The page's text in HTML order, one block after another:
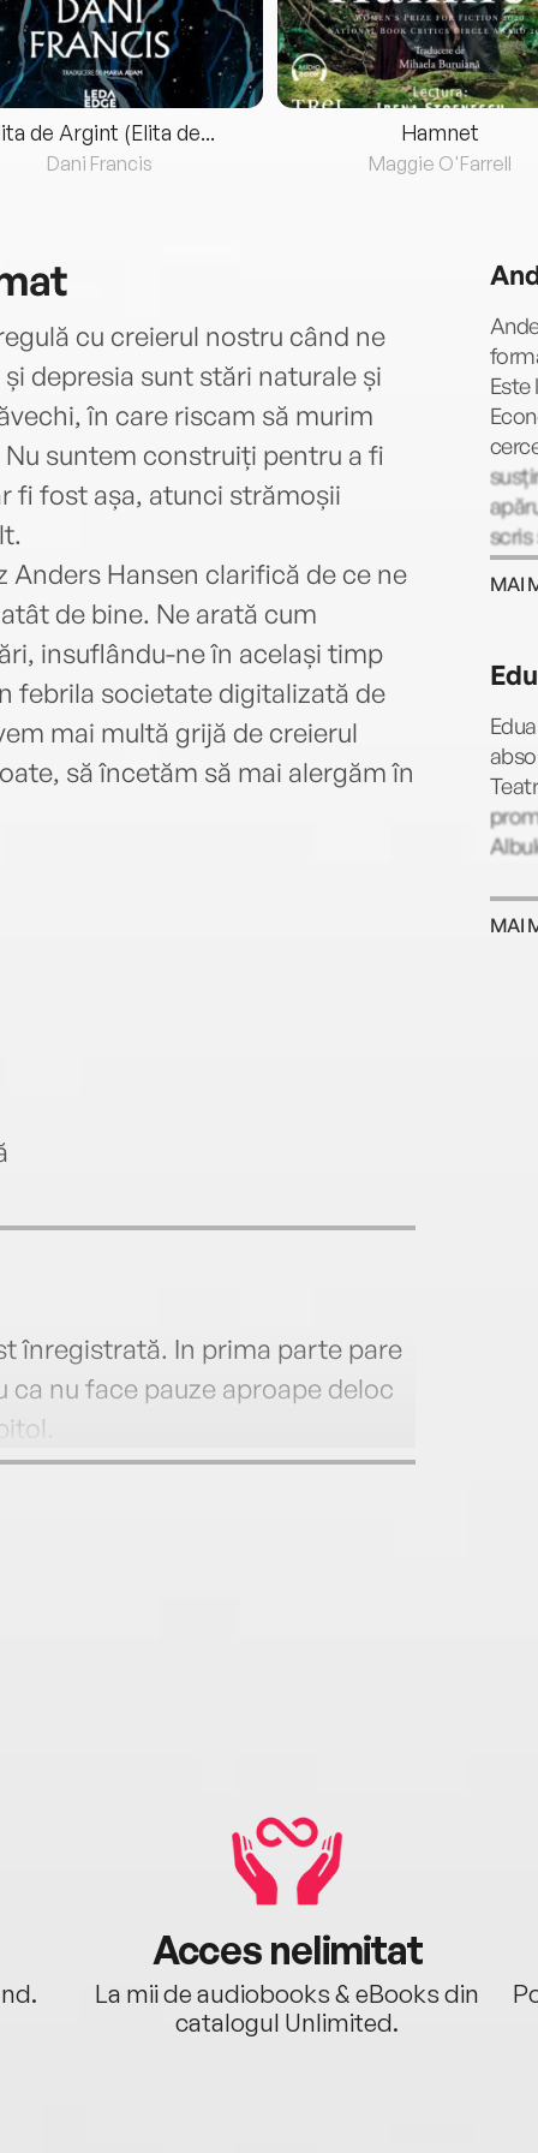
de Argint (Elita de...
Dani Francis
Hamnet
Maggie O'Farrell
cu creierul nostru când ne
depresia sunt stări naturale și
în care riscam să murim
suntem construiți pentru a fi
fi fost așa, atunci strămoșii
Hansen clarifică de ce ne
de bine. Ne arată cum
insuflându-ne în același timp
febrila societate digitalizată de
mai multă grijă de creierul
să încetăm să mai alergăm în
înregistrată. In prima parte pare
ca nu face pauze aproape deloc
scris
Din
MAI
MAI
Acces nelimitat
La mii de audiobooks & eBooks din
catalogul Unlimited.